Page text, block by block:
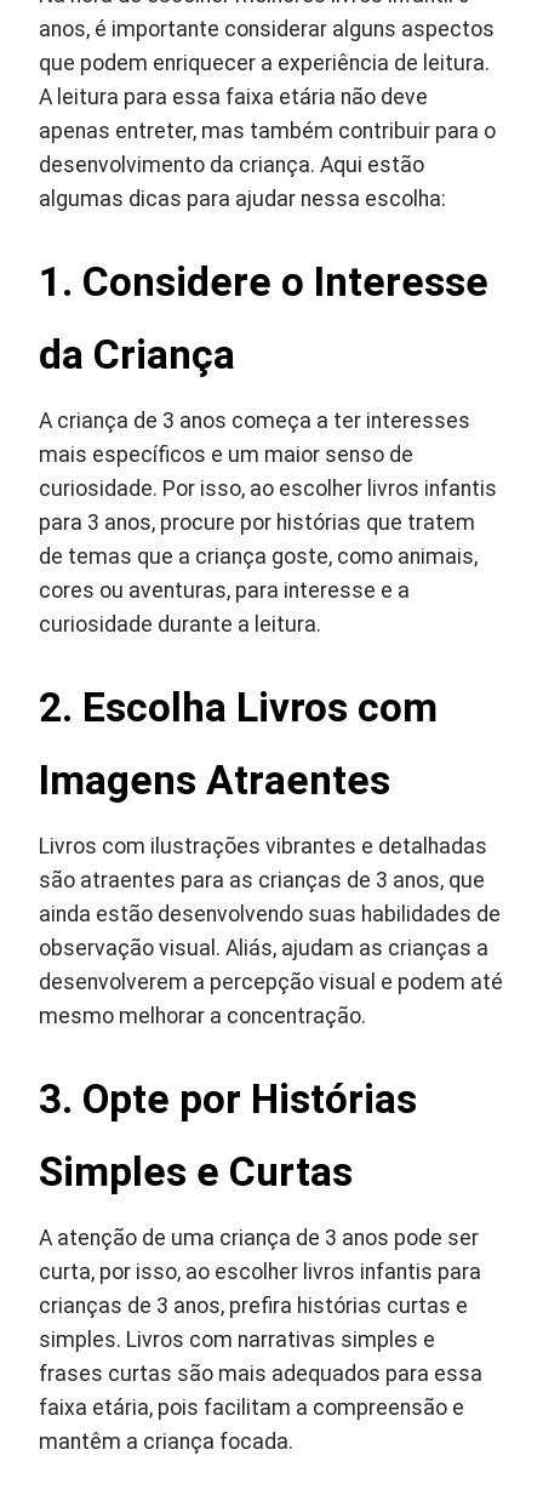
anos, é importante considerar alguns aspectos
que podem enriquecer a experiência de leitura.
A leitura para essa faixa etária não deve
apenas entreter, mas também contribuir para o
desenvolvimento da criança. Aqui estão
algumas dicas para ajudar nessa escolha:
1. Considere o Interesse
da Criança
A criança de 3 anos começa a ter interesses
mais específicos e um maior senso de
curiosidade. Por isso, ao escolher livros infantis
para 3 anos, procure por histórias que tratem
de temas que a criança goste, como animais,
cores ou aventuras, para interesse e a
curiosidade durante a leitura.
2. Escolha Livros com
Imagens Atraentes
Livros com ilustrações vibrantes e detalhadas
são atraentes para as crianças de 3 anos, que
ainda estão desenvolvendo suas habilidades de
observação visual. Aliás, ajudam as crianças a
desenvolverem a percepção visual e podem até
mesmo melhorar a concentração.
3. Opte por Histórias
Simples e Curtas
A atenção de uma criança de 3 anos pode ser
curta, por isso, ao escolher livros infantis para
crianças de 3 anos, prefira histórias curtas e
simples. Livros com narrativas simples e
frases curtas são mais adequados para essa
faixa etária, pois facilitam a compreensão e
mantêm a criança focada.